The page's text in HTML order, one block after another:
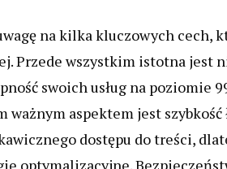
na kilka kluczowych cech,
Przede wszystkim istotna jest
swoich usług na poziomie
aspektem jest
dostępu do treści,
optymalizacyjne.